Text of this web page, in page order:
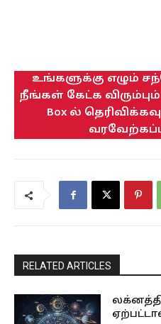
உங்களுக்கு எழும்
நீங்கள் கேட்க
Box ல்
RELATED ARTICLES